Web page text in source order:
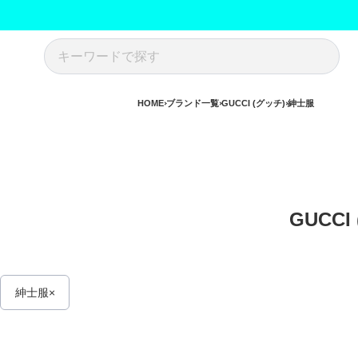
HOME ブランド一覧 GUCCI (グッチ) 紳士服
紳士服